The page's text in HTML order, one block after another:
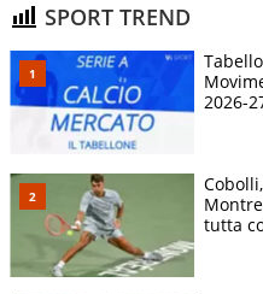
SPORT TREND
2026-
tutta